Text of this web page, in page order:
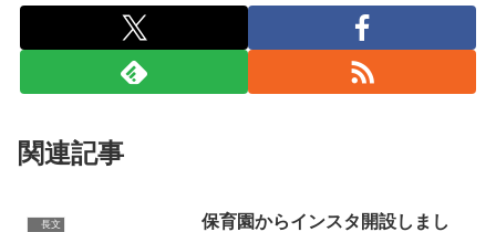
関連記事
長文
保育園からインスタ開設しまし